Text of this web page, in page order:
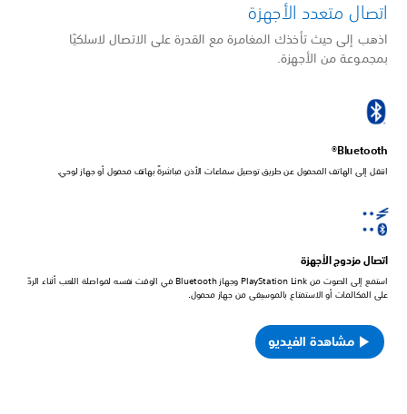
اتصال متعدد الأجهزة
اذهب إلى حيث تأخذك المغامرة مع القدرة على الاتصال لاسلكيًا
بمجموعة من الأجهزة.
Bluetooth®
انتقل إلى الهاتف المحمول عن طريق توصيل سماعات الأذن مباشرةً بهاتف محمول أو جهاز لوحي.
اتصال مزدوج الأجهزة
استمع إلى الصوت من PlayStation Link وجهاز Bluetooth في الوقت نفسه لمواصلة اللعب أثناء الردّ
على المكالمات أو الاستمتاع بالموسيقى من جهاز محمول.
مشاهدة الفيديو